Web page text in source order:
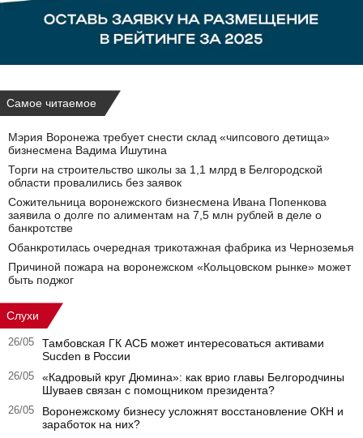
Самое читаемое
Мэрия Воронежа требует снести склад «чипсового детища»
бизнесмена Вадима Ишутина
Торги на строительство школы за 1,1 млрд в Белгородской
области провалились без заявок
Сожительница воронежского бизнесмена Ивана Попенкова
заявила о долге по алиментам на 7,5 млн рублей в деле о
банкротстве
Обанкротилась очередная трикотажная фабрика из Черноземья
Причиной пожара на воронежском «Кольцовском рынке» может
быть поджог
Слухи
26/05
Тамбовская ГК АСБ может интересоваться активами
Sucden в России
26/05
«Кадровый круг Дюмина»: как врио главы Белгородчины
Шуваев связан с помощником президента?
26/05
Воронежскому бизнесу усложнят восстановление ОКН и
заработок на них?